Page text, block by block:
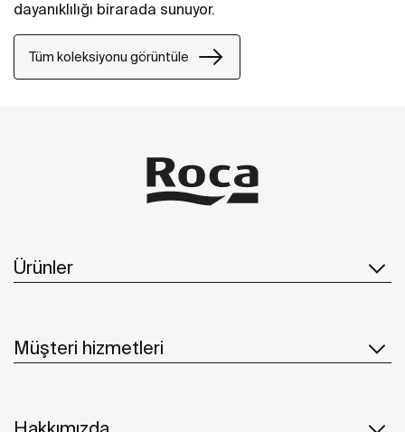
dayanıklılığı birarada sunuyor.
Tüm koleksiyonu görüntüle
Ürünler
Müşteri hizmetleri
Hakkımızda